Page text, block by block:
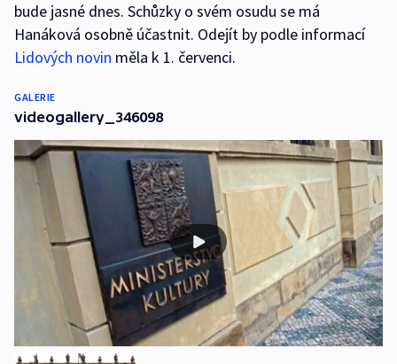
bude jasné dnes. Schůzky o svém osudu se má
Hanáková osobně účastnit. Odejít by podle informací
Lidových novin měla k 1. červenci.
GALERIE
videogallery_346098